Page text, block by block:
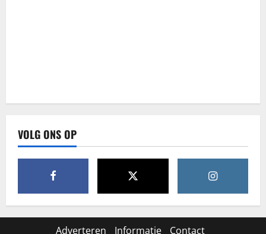
VOLG ONS OP
Adverteren Informatie Contact